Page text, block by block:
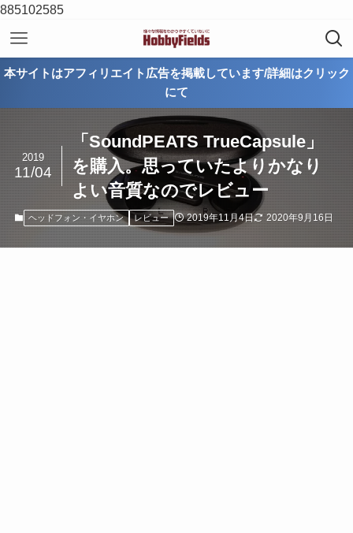
885102585
本サイトはアフィリエイト広告を掲載しています/詳細はクリック
にて
「SoundPEATS TrueCapsule」
を購入。思っていたよりかなり
よい音質なのでレビュー
2019
11/04
ヘッドフォン・イヤホン レビュー 2019年11月4日 2020年9月16日